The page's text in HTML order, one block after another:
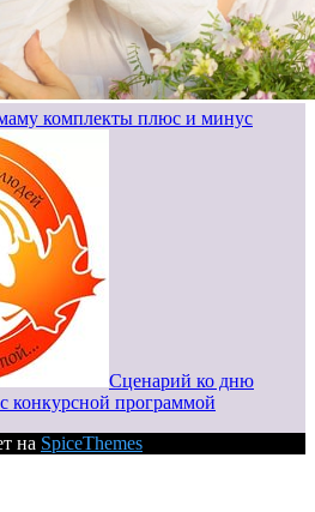
комплекты плюс и минус
Сценарий ко дню
конкурсной программой
на SpiceThemes